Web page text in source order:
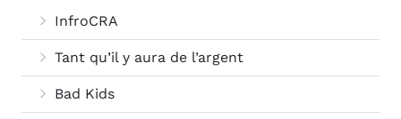
InfroCRA
Tant qu’il y aura de l’argent
Bad Kids